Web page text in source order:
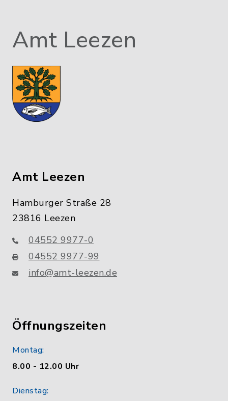
Amt Leezen
Amt Leezen
Hamburger Straße 28
23816 Leezen
04552 9977-0
04552 9977-99
info@amt-leezen.de
Öffnungszeiten
Montag:
8.00 - 12.00 Uhr
Dienstag: